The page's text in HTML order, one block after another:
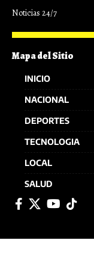
Noticias 24/7
Mapa del Sitio
INICIO
NACIONAL
DEPORTES
TECNOLOGIA
LOCAL
SALUD